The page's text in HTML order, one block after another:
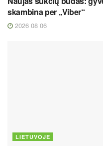
skambina per „Viber“
2026 08 06
LIETUVOJE